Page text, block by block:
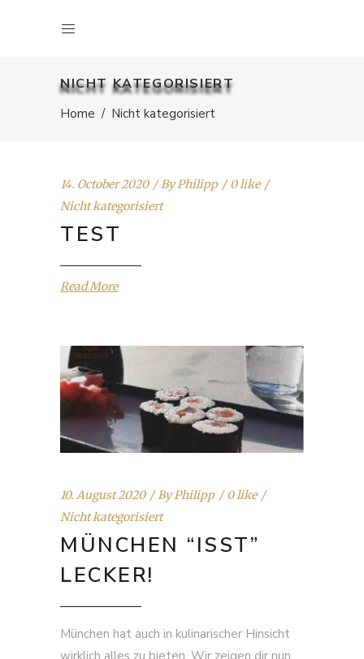
NICHT KATEGORISIERT
Home / Nicht kategorisiert
14. October 2020 ByPhilipp
0 like
Nicht kategorisiert
TEST
Read More
10. August 2020 ByPhilipp
0 like
Nicht kategorisiert
MÜNCHEN “ISST”
LECKER!
München hat auch in kulinarischer Hinsicht
wirklich alles zu bieten. Wir zeigen dir nun,